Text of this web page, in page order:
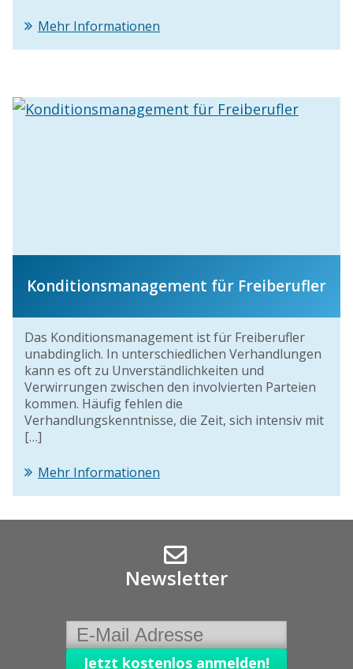
Mehr Informationen
Konditionsmanagement für Freiberufler
Das Konditionsmanagement ist für Freiberufler
unabdinglich. In unterschiedlichen Verhandlungen
kann es oft zu Unverständlichkeiten und
Verwirrungen zwischen den involvierten Parteien
kommen. Häufig fehlen die
Verhandlungskenntnisse, die Zeit, sich intensiv mit
[…]
Mehr Informationen
Newsletter